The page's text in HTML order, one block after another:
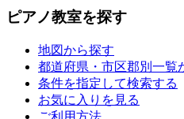
ピアノ教室を探す
地図から探す
都道府県・市区郡別一覧
条件を指定して検索する
お気に入りを見る